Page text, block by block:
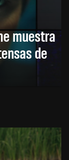
muestra
de